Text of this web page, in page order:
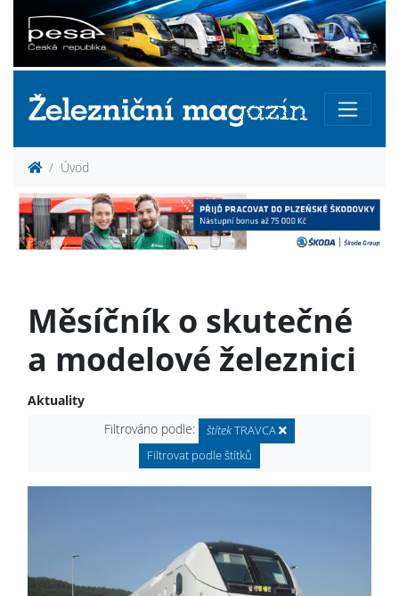
Úvod
Měsíčník o skutečné
a modelové železnici
Aktuality
Filtrováno podle:
štítekTRAVCA
Filtrovat podle štítků